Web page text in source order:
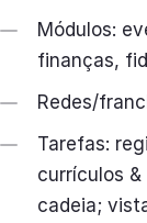
Módulos:
finanças,
Redes/
Tarefas:
currículos &
cadeia;